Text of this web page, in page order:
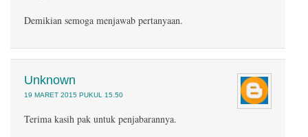
Demikian semoga menjawab pertanyaan.
Unknown
19 MARET 2015 PUKUL 15.50
Terima kasih pak untuk penjabarannya.